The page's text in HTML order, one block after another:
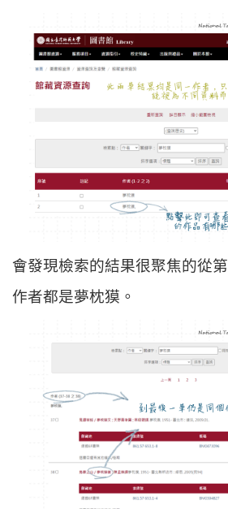
會發現檢索的結果很聚焦的從
作者都是夢枕獏。